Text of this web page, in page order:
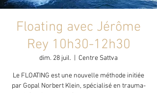
Floating avec Jérôme
Rey 10h30-12h30
dim. 28 juil. Centre Sattva
Le FLOATING est une nouvelle méthode initiée
par Gopal Norbert Klein, spécialisé en trauma-